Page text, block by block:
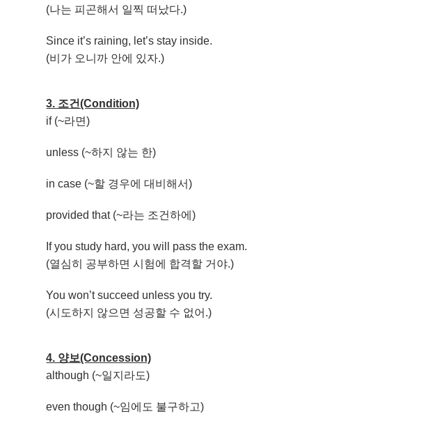
(나는 피곤해서 일찍 떠났다.)
Since it’s raining, let’s stay inside.
(비가 오니까 안에 있자.)
3. 조건(Condition)
if (~라면)
unless (~하지 않는 한)
in case (~할 경우에 대비해서)
provided that (~라는 조건하에)
If you study hard, you will pass the exam.
(열심히 공부하면 시험에 합격할 거야.)
You won’t succeed unless you try.
(시도하지 않으면 성공할 수 없어.)
4. 양보(Concession)
although (~일지라도)
even though (~임에도 불구하고)